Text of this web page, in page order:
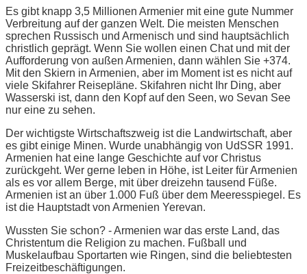
Es gibt knapp 3,5 Millionen Armenier mit eine gute Nummer
Verbreitung auf der ganzen Welt. Die meisten Menschen
sprechen Russisch und Armenisch und sind hauptsächlich
christlich geprägt. Wenn Sie wollen einen Chat und mit der
Aufforderung von außen Armenien, dann wählen Sie +374.
Mit den Skiern in Armenien, aber im Moment ist es nicht auf
viele Skifahrer Reisepläne. Skifahren nicht Ihr Ding, aber
Wasserski ist, dann den Kopf auf den Seen, wo Sevan See
nur eine zu sehen.
Der wichtigste Wirtschaftszweig ist die Landwirtschaft, aber
es gibt einige Minen. Wurde unabhängig von UdSSR 1991.
Armenien hat eine lange Geschichte auf vor Christus
zurückgeht. Wer gerne leben in Höhe, ist Leiter für Armenien
als es vor allem Berge, mit über dreizehn tausend Füße.
Armenien ist an über 1.000 Fuß über dem Meeresspiegel. Es
ist die Hauptstadt von Armenien Yerevan.
Wussten Sie schon? - Armenien war das erste Land, das
Christentum die Religion zu machen. Fußball und
Muskelaufbau Sportarten wie Ringen, sind die beliebtesten
Freizeitbeschäftigungen.